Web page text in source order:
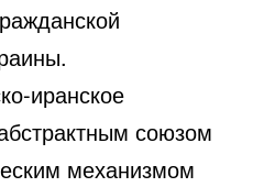
иранское
союзом
механизмом